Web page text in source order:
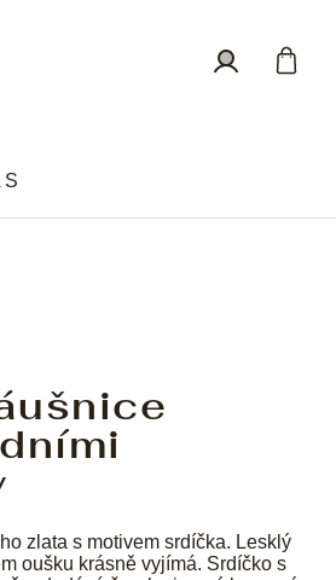
zlata s motivem srdíčka. Lesklý
oušku krásně vyjímá. Srdíčko s